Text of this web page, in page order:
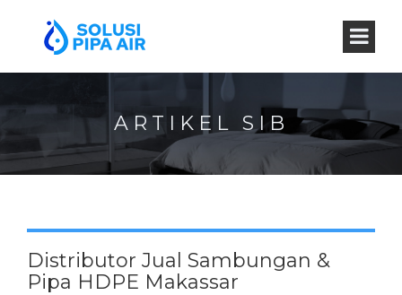
ARTIKEL SIB
Distributor Jual Sambungan &
Pipa HDPE Makassar